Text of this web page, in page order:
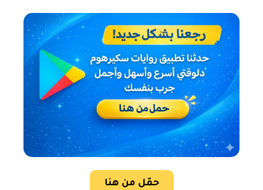
حمّل من هنا